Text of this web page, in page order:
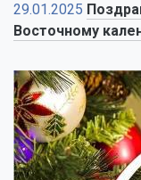
29.01.2025
Восточному